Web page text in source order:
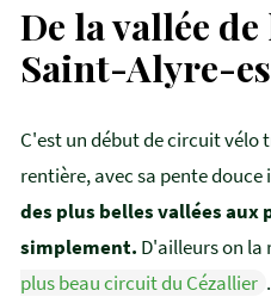
De la vallée
Saint-Alyre-
C'est un début de circuit vélo
rentière, avec sa pente
des plus belles vallées aux
simplement. D'ailleurs on la
plus beau circuit du Cézallier